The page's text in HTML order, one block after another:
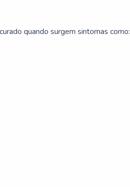
quando surgem sintomas como: